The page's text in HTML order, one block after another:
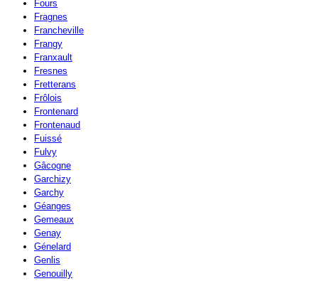
Fours
Fragnes
Francheville
Frangy
Franxault
Fresnes
Fretterans
Frôlois
Frontenard
Frontenaud
Fuissé
Fulvy
Gâcogne
Garchizy
Garchy
Géanges
Gemeaux
Genay
Génelard
Genlis
Genouilly